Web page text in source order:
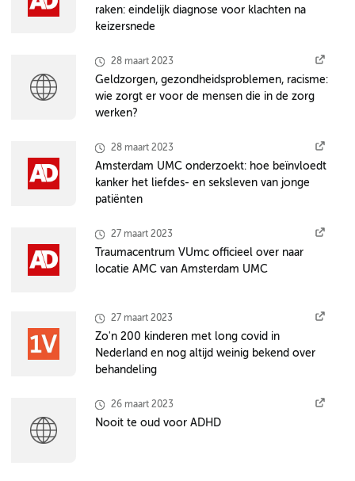
raken: eindelijk diagnose voor klachten na
keizersnede
28 maart 2023
Geldzorgen, gezondheidsproblemen, racisme:
wie zorgt er voor de mensen die in de zorg
werken?
28 maart 2023
Amsterdam UMC onderzoekt: hoe beïnvloedt
kanker het liefdes- en seksleven van jonge
patiënten
27 maart 2023
Traumacentrum VUmc officieel over naar
locatie AMC van Amsterdam UMC
27 maart 2023
Zo'n 200 kinderen met long covid in
Nederland en nog altijd weinig bekend over
behandeling
26 maart 2023
Nooit te oud voor ADHD